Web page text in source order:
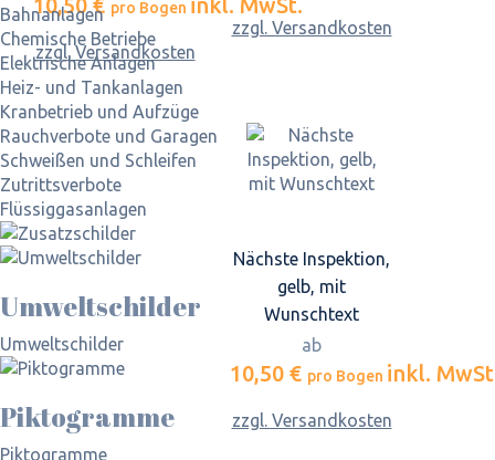
Bahnanlagen
Chemische Betriebe
Elektrische Anlagen
Heiz- und Tankanlagen
Kranbetrieb und Aufzüge
Rauchverbote und Garagen
Schweißen und Schleifen
Zutrittsverbote
Flüssiggasanlagen
Umweltschilder
Umweltschilder
Piktogramme
Piktogramme
10,50 € pro Bogen inkl. MwSt.
zzgl. Versandkosten
zzgl. Versandkosten
Nächste Inspektion,
gelb, mit
Wunschtext
ab
10,50 € pro Bogen inkl.
zzgl. Versandkosten